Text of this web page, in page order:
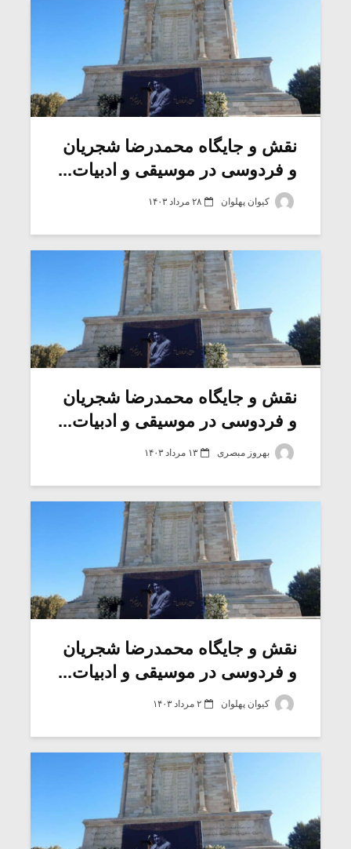
نقش و جایگاه محمدرضا شجریان
و فردوسی در موسیقی و ادبیات...
کیوان پهلوان ۲۸ مرداد ۱۴۰۳
نقش و جایگاه محمدرضا شجریان
و فردوسی در موسیقی و ادبیات...
بهروز مبصری ۱۳ مرداد ۱۴۰۳
نقش و جایگاه محمدرضا شجریان
و فردوسی در موسیقی و ادبیات...
کیوان پهلوان ۲ مرداد ۱۴۰۳
میکلوش روژا
یادداشتی بر موسیقی
شیش و نیم»
اگر نمی توانی
مشهورترین باشی،
بدنام ترین باش
موریس ژار